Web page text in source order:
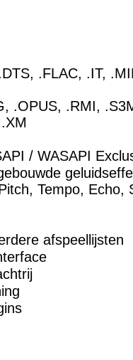
.FLAC, .IT,
.OPUS, .RMI,
/ WASAPI
Tempo, Echo,
afspeellijsten